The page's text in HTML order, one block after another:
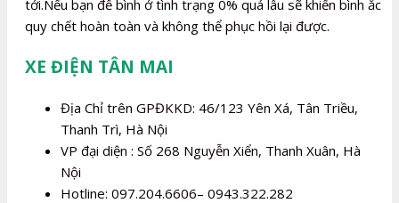
tới.Nếu bạn để bình ở tình trạng 0% quá lâu sẽ khiến bình ắc
quy chết hoàn toàn và không thể phục hồi lại được.
XE ĐIỆN TÂN MAI
Địa Chỉ trên GPĐKKD: 46/123 Yên Xá, Tân Triều,
Thanh Trì, Hà Nội
VP đại diện : Số 268 Nguyễn Xiển, Thanh Xuân, Hà
Nội
Hotline: 097.204.6606– 0943.322.282